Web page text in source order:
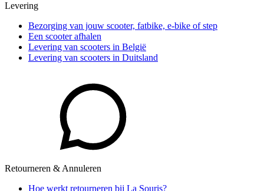
Levering
Bezorging van jouw scooter, fatbike, e-bike of step
Een scooter afhalen
Levering van scooters in België
Levering van scooters in Duitsland
Retourneren & Annuleren
Hoe werkt retourneren bij La Souris?